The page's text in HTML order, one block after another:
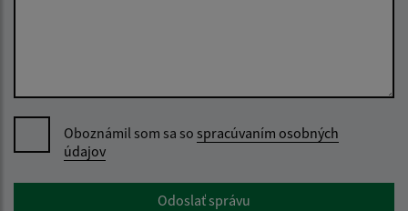
Oboznámil som sa so spracúvaním osobných
údajov
Google reCaptcha ResponseOdoslať správu